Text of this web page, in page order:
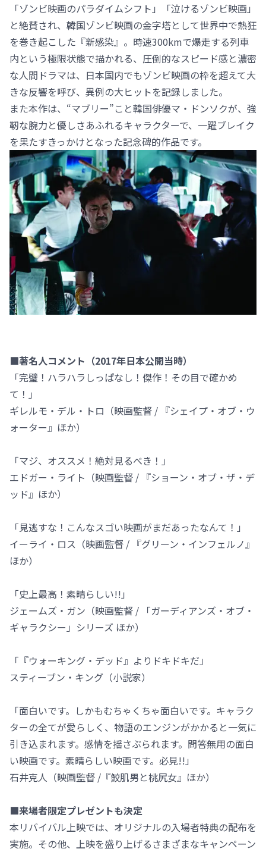
「ゾンビ映画のパラダイムシフト」「泣けるゾンビ映画」
と絶賛され、韓国ゾンビ映画の金字塔として世界中で熱狂
を巻き起こした『新感染』。時速300kmで爆走する列車
内という極限状態で描かれる、圧倒的なスピード感と濃密
な人間ドラマは、日本国内でもゾンビ映画の枠を超えて大
きな反響を呼び、異例の大ヒットを記録しました。
また本作は、“マブリー”こと韓国俳優マ・ドンソクが、強
靭な腕力と優しさあふれるキャラクターで、一躍ブレイク
を果たすきっかけとなった記念碑的作品です。
■著名人コメント（2017年日本公開当時）
「完璧！ハラハラしっぱなし！傑作！その目で確かめ
て！」
ギレルモ・デル・トロ（映画監督 / 『シェイプ・オブ・ウ
ォーター』ほか）
「マジ、オススメ！絶対見るべき！」
エドガー・ライト（映画監督 / 『ショーン・オブ・ザ・デ
ッド』ほか）
「見逃すな！こんなスゴい映画がまだあったなんて！」
イーライ・ロス（映画監督 / 『グリーン・インフェルノ』
ほか）
「史上最高！素晴らしい!!」
ジェームズ・ガン（映画監督 / 「ガーディアンズ・オブ・
ギャラクシー」シリーズ ほか）
「『ウォーキング・デッド』よりドキドキだ」
スティーブン・キング（小説家）
「面白いです。しかもむちゃくちゃ面白いです。キャラク
ターの全てが愛らしく、物語のエンジンがかかると一気に
引き込まれます。感情を揺さぶられます。問答無用の面白
い映画です。素晴らしい映画です。必見!!」
石井克人（映画監督 /『鮫肌男と桃尻女』ほか）
■来場者限定プレゼントも決定
本リバイバル上映では、オリジナルの入場者特典の配布を
実施。その他、上映を盛り上げるさまざまなキャンペーン